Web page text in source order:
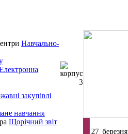
Навчально-
закупівлі
навчання
Щорічний звіт
27